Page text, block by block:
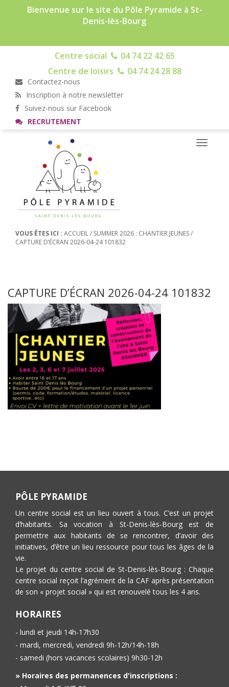
Bienvenue sur le site du Pôle Pyramide à St-
Denis-lès-Bourg
Centre social
04 74 22 42 65
Centre de loisirs
04 74 24 28 88
Contactez-nous
Inscription à notre newsletter
Suivez-nous sur Facebook
RECRUTEMENT
Toggle
VOUS ÊTES ICI : ACCUEIL/ SUMMER 2026 : CHANTIER JEUNES/
CAPTURE D’ÉCRAN 2026-04-24 101832
CAPTURE D’ÉCRAN 2026-04-24 101832
PÔLE PYRAMIDE
Un centre social est un lieu ouvert à tous. C’est un projet
d’habitants. Sa vocation à St-Denis-lès-Bourg est de
permettre aux habitants de se rencontrer, d’avoir des
initiatives, d’être un lieu ressource pour tous les âges de la
vie.
Le projet du centre social de St-Denis-lès-Bourg : Chaque
centre social reçoit l’agrément de la CAF après présentation
de son « projet social » qui est renouvelé tous les 4 ans.
HORAIRES
- lundi et jeudi 14h-17h30
- mardi, mercredi, vendredi 9h-12h/14h-18h
- samedi (hors vacances scolaires) 9h30-12h
» Horaires des permanences d'inscriptions :